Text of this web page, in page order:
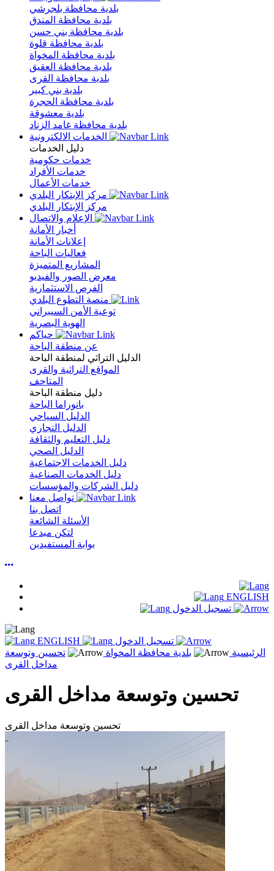
بلدية محافظة بلجرشي
بلدية محافظة المندق
بلدية محافظة بني حسن
بلدية محافظة قلوة
بلدية محافظة المخواة
بلدية محافظة العقيق
بلدية محافظة القرى
بلدية بني كبير
بلدية محافظة الحجرة
بلدية معشوقة
بلدية محافظة غامد الزناد
دليل الخدمات
خدمات حكومية
خدمات الأفراد
خدمات الأعمال
مركز الإبتكار البلدي
أخبار الأمانة
إعلانات الأمانة
فعاليات الباحة
المشاريع المتميزة
معرض الصور والفيديو
الفرص الاستثمارية
منصة التطوع البلدي
توعية الأمن السيبراني
الهوية البصرية
عن منطقة الباحة
الدليل التراثي لمنطقة الباحة
المواقع التراثية والقرى
المتاحف
دليل منطقة الباحة
بانوراما الباحة
الدليل السياحي
الدليل التجاري
دليل التعليم والثقافة
الدليل الصحي
دليل الخدمات الاجتماعية
دليل الخدمات الصناعية
دليل الشركات والمؤسسات
اتصل بنا
الأسئلة الشائعة
لتكن مبدعا
بوابة المستفيدين
ENGLISH
تسجيل الدخول
ENGLISH
تسجيل الدخول
الرئيسية
بلدية محافظة المخواة
تحسين وتوسعة
مداخل القرى
تحسين وتوسعة مداخل القرى
تحسين وتوسعة مداخل القرى